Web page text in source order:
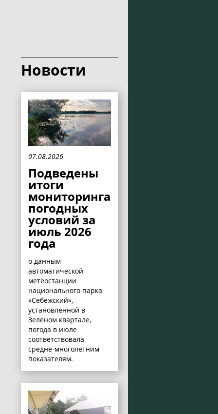
Новости
07.08.2026
Подведены
итоги
мониторинга
погодных
условий за
июль 2026
года
о данным
автоматической
метеостанции
национального парка
«Себежский»,
установленной в
Зеленом квартале,
погода в июле
соответствовала
средне-многолетним
показателям.